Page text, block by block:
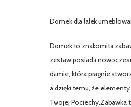
Domek dla lalek
Domek to znakomita
zestaw posiada
damie, która pragnie
a dzięki temu, że
Twojej Pociechy.Zabawka